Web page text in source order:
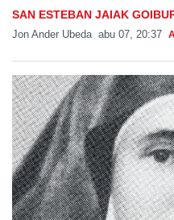
SAN ESTEBAN JAIAK
Jon Ander Ubeda abu 07, 20:37